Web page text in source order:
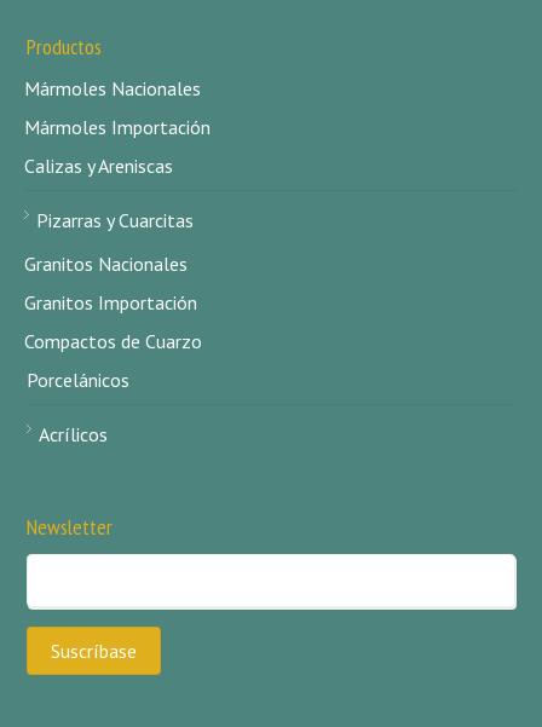
Productos
Mármoles Nacionales
Mármoles Importación
Calizas y Areniscas
Pizarras y Cuarcitas
Granitos Nacionales
Granitos Importación
Compactos de Cuarzo
Porcelánicos
Acrílicos
Newsletter